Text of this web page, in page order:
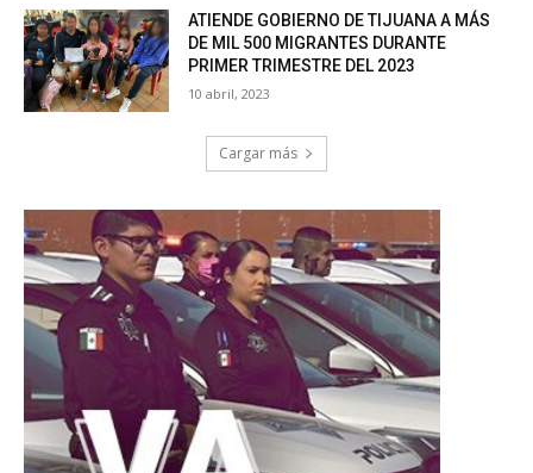
ATIENDE GOBIERNO DE TIJUANA A MÁS
DE MIL 500 MIGRANTES DURANTE
PRIMER TRIMESTRE DEL 2023
10 abril, 2023
Cargar más